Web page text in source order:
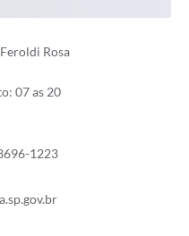
Rosa
07 as 20
1223